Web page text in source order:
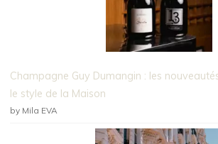
Champagne Guy Dumangin : les
le style de la Maison
by Mila EVA